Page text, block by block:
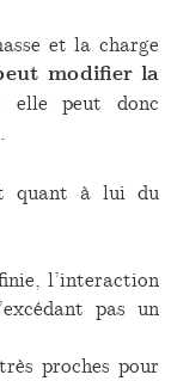
et la charge
modifier la
elle peut donc
quant à lui du
l’interaction
pas un
proches pour